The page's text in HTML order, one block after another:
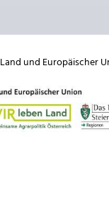
Land und Europäischer